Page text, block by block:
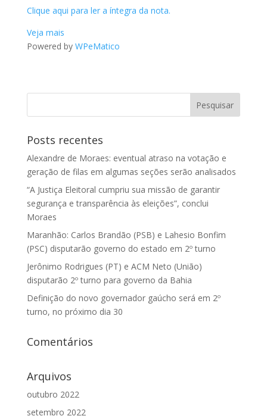
Clique aqui para ler a íntegra da nota.
Veja mais
Powered by WPeMatico
Posts recentes
Alexandre de Moraes: eventual atraso na votação e
geração de filas em algumas seções serão analisados
“A Justiça Eleitoral cumpriu sua missão de garantir
segurança e transparência às eleições”, conclui
Moraes
Maranhão: Carlos Brandão (PSB) e Lahesio Bonfim
(PSC) disputarão governo do estado em 2º turno
Jerônimo Rodrigues (PT) e ACM Neto (União)
disputarão 2º turno para governo da Bahia
Definição do novo governador gaúcho será em 2º
turno, no próximo dia 30
Comentários
Arquivos
outubro 2022
setembro 2022